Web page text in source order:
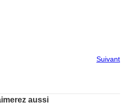
Suivant
aussi